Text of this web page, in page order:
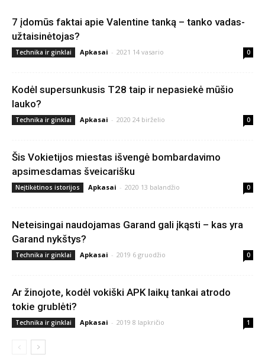
7 įdomūs faktai apie Valentine tanką – tanko vadas-
užtaisinėtojas?
Technika ir ginklai Apkasai - 2021 14 vasario 0
Kodėl supersunkusis T28 taip ir nepasiekė mūšio
lauko?
Technika ir ginklai Apkasai - 2020 24 birželio 0
Šis Vokietijos miestas išvengė bombardavimo
apsimesdamas šveicarišku
Neįtikėtinos istorijos Apkasai - 2020 13 balandžio 0
Neteisingai naudojamas Garand gali įkąsti – kas yra
Garand nykštys?
Technika ir ginklai Apkasai - 2019 6 gruodžio 0
Ar žinojote, kodėl vokiški APK laikų tankai atrodo
tokie grublėti?
Technika ir ginklai Apkasai - 2019 8 lapkričio 1